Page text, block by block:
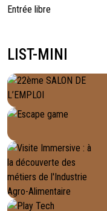
Entrée libre
LIST-MINI